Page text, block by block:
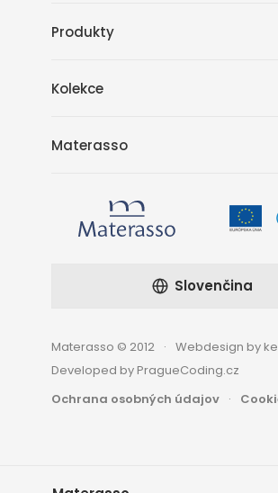
Produkty
Kolekce
Materasso
Materasso © 2012
Webdesign by
Developed by PragueCoding.cz
Ochrana osobných údajov
Slovenčina